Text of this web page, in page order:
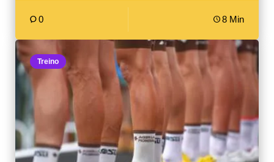
0 8 Min
Treino